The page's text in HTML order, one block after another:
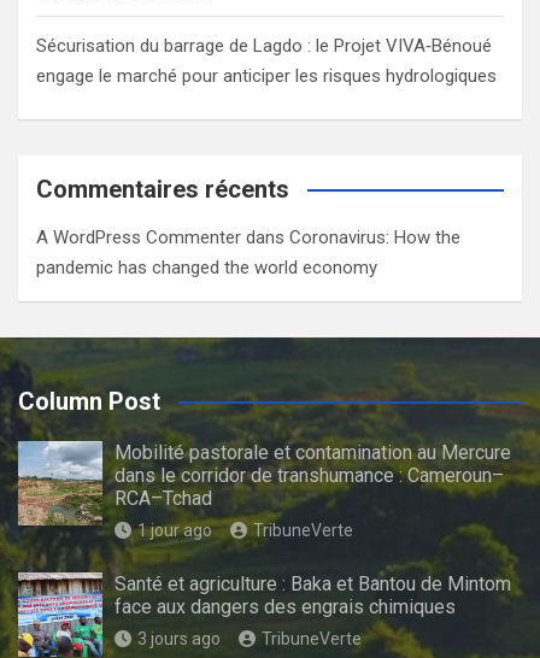
Sécurisation du barrage de Lagdo : le Projet VIVA‑Bénoué
engage le marché pour anticiper les risques hydrologiques
Commentaires récents
A WordPress Commenter dans Coronavirus: How the
pandemic has changed the world economy
Column Post
Mobilité pastorale et contamination au Mercure
dans le corridor de transhumance : Cameroun–
RCA–Tchad
1 jour ago TribuneVerte
Santé et agriculture : Baka et Bantou de Mintom
face aux dangers des engrais chimiques
3 jours ago TribuneVerte